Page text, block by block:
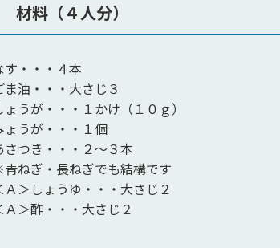
材料（４人分）
す・・・４本
ま油・・・大さじ３
ょうが・・・１かけ（１０ｇ）
ょうが・・・１個
さつき・・・２～３本
ねぎ・長ねぎでも結構です
Ａ＞しょうゆ・・・大さじ２
Ａ＞酢・・・大さじ２